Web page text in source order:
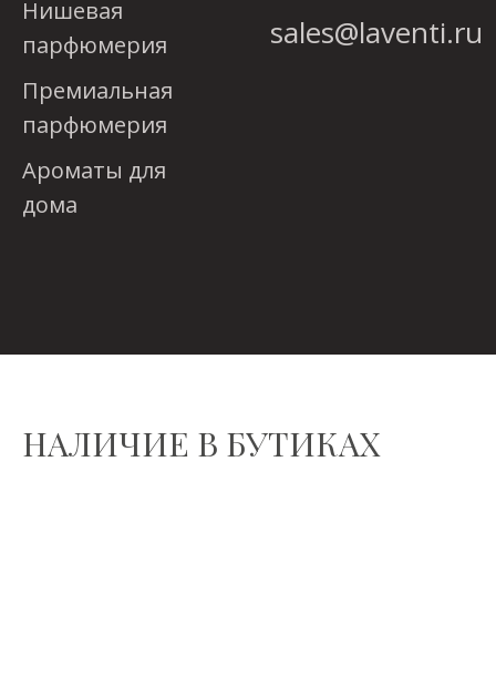
Нишевая
парфюмерия
Премиальная
парфюмерия
Ароматы для
дома
sales@laventi.ru
НАЛИЧИЕ В БУТИКАХ